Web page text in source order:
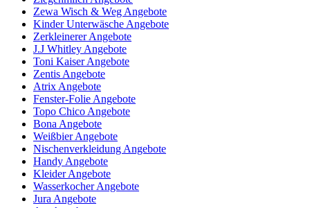
Zewa Wisch & Weg Angebote
Kinder Unterwäsche Angebote
Zerkleinerer Angebote
J.J Whitley Angebote
Toni Kaiser Angebote
Zentis Angebote
Atrix Angebote
Fenster-Folie Angebote
Topo Chico Angebote
Bona Angebote
Weißbier Angebote
Nischenverkleidung Angebote
Handy Angebote
Kleider Angebote
Wasserkocher Angebote
Jura Angebote